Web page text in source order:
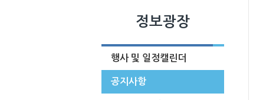
정보광장
행사 및 일정캘린더
공지사항